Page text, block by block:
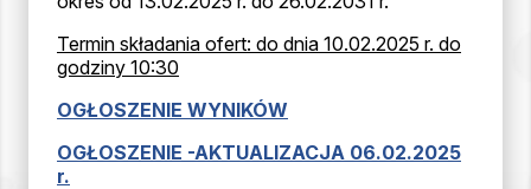
Termin składania ofert: do dnia 10.02.2025 r. do
godziny 10:30
OGŁOSZENIE WYNIKÓW
OGŁOSZENIE -AKTUALIZACJA 06.02.2025
r.